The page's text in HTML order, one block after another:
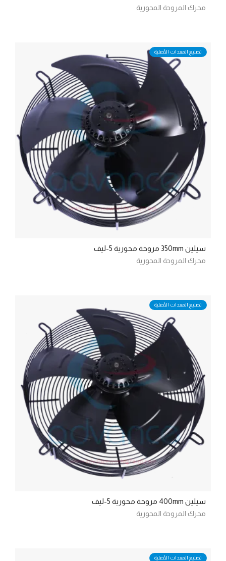
محرك المروحة المحورية
تصنيع المعدات الأصلية
سيلين 350mm مروحة محورية 5-ليف
محرك المروحة المحورية
تصنيع المعدات الأصلية
سيلين 400mm مروحة محورية 5-ليف
محرك المروحة المحورية
تصنيع المعدات الأصلية